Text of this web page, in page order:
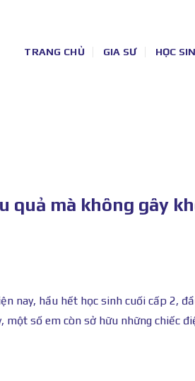
TRANG CHỦ GIA SƯ HỌC
quả mà không gây
nay, hầu hết học sinh cuối cấp 2,
một số em còn sở hữu những chiếc